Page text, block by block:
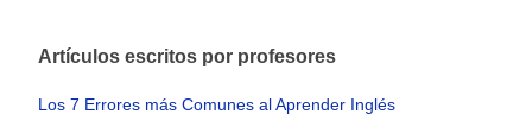
Artículos escritos por profesores
Los 7 Errores más Comunes al Aprender Inglés